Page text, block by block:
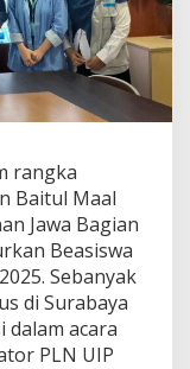
rangka
Baitul Maal
Jawa Bagian
Beasiswa
Sebanyak
di Surabaya
dalam acara
PLN UIP